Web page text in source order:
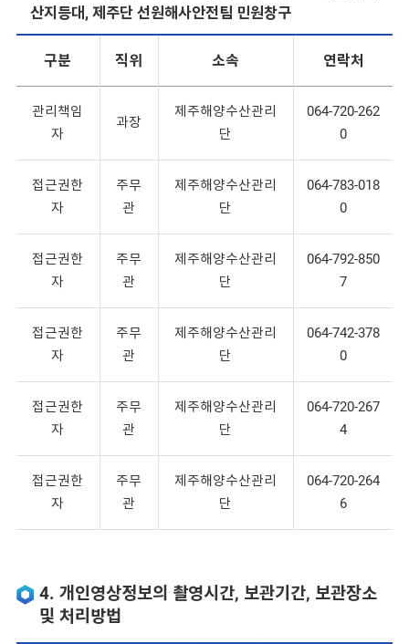
산지등대, 제주단 선원해사안전팀 민원창구
구분 직위 소속 연락처
관리책임
자
과장
제주해양수산관리
단
064-720-262
0
접근권한
자
주무
관
제주해양수산관리
단
064-783-018
0
접근권한
자
주무
관
제주해양수산관리
단
064-792-850
7
접근권한
자
주무
관
제주해양수산관리
단
064-742-378
0
접근권한
자
주무
관
제주해양수산관리
단
064-720-267
4
접근권한
자
주무
관
제주해양수산관리
단
064-720-264
6
4. 개인영상정보의 촬영시간, 보관기간, 보관장소
및 처리방법